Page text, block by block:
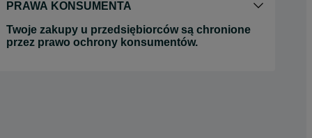
PRAWA KONSUMENTA
Twoje zakupy u przedsiębiorców są chronione
przez prawo ochrony konsumentów.